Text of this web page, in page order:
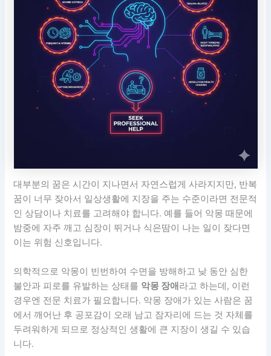
대부분의 꿈은 시간이 지나면서 자연스럽게 사라지지만, 반복
꿈이 너무 잦아서 일상생활에 지장을 주는 수준이라면 전문적
인 상담이나 치료를 고려해야 합니다. 예를 들어 악몽 때문에
밤중에 자주 깨고 심장이 뛰거나 식은땀이 나는 일이 잦다면
이는 위험 신호입니다.
의학적으로 악몽이 빈번하여 수면을 방해하고 낮 동안 심한
불안과 피로를 유발하는 상태를 악몽 장애 라고 하는데, 이런
경우엔 전문 치료가 필요합니다. 악몽 장애가 있는 사람은 꿈
에서 깨어난 후 공포감이 오래 남고 잠자리에 드는 것 자체를
두려워하게 되므로 정상적인 생활에 큰 지장이 생길 수 있습
니다.